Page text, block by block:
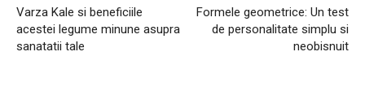
Varza Kale si beneficiile
acestei legume minune asupra
sanatatii tale
Formele geometrice: Un test
de personalitate simplu si
neobisnuit